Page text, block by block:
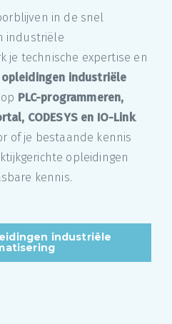
in de snel
industriële
je technische expertise en
opleidingen industriële
PLC-programmeren,
CODESYS en IO-Link.
of je bestaande kennis
opleidingen
kennis.
industriële